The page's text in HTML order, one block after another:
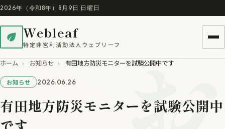
2026年（令和8年）8月9日 日曜日
Webleaf
特定非営利活動法人ウェブリーフ お
ホーム › お知らせ › 有田地方防災モニターを試験公開中です
お知らせ 2026.06.26
有田地方防災モニターを試験公開中
です